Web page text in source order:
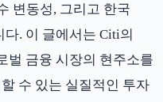
변동성, 그리고 한국
. 이 글에서는 Citi의
벌 금융 시장의 현주소를
수 있는 실질적인 투자